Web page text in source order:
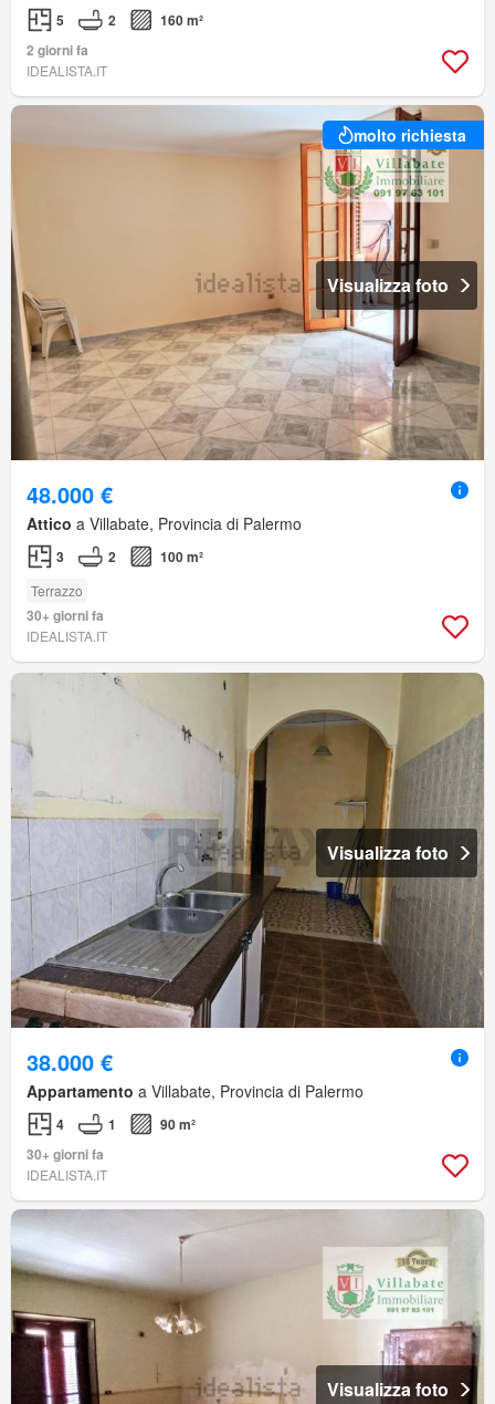
5 2
160 m²
2 giorni fa
IDEALISTA.IT
molto richiesta
Visualizza foto
48.000 €
Attico a Villabate, Provincia di Palermo
3 2 100 m²
Terrazzo
30+ giorni fa
IDEALISTA.IT
Visualizza foto
38.000 €
Appartamento a Villabate, Provincia di Palermo
4 1
90 m²
30+ giorni fa
IDEALISTA.IT
Visualizza foto